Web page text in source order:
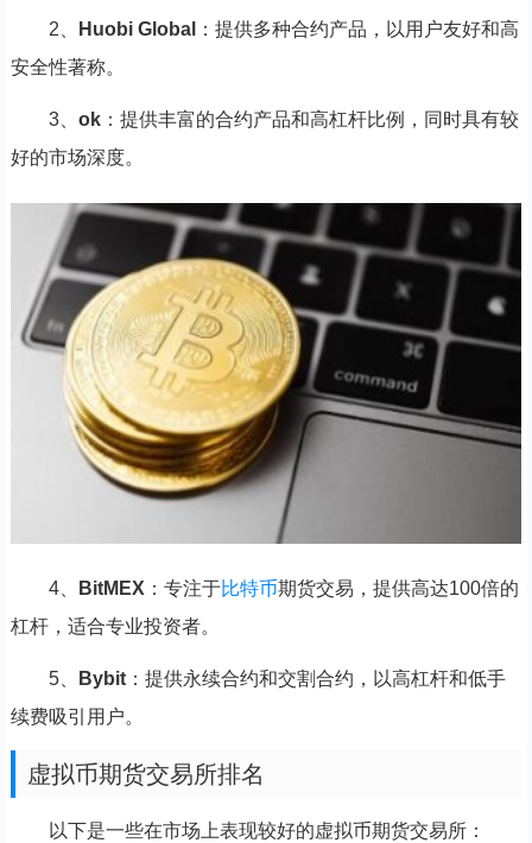
2、 Huobi Global
：提供多种合约产品，以用户友好和高
安全性著称。
3、 ok：提供丰富的合约产品和高杠杆比例，同时具有较
好的市场深度。
4、 BitMEX ：专注于比特币期货交易，提供高达100倍的
杠杆，适合专业投资者。
5、 Bybit：提供永续合约和交割合约，以高杠杆和低手
续费吸引用户。
虚拟币期货交易所排名
以下是一些在市场上表现较好的虚拟币期货交易所：